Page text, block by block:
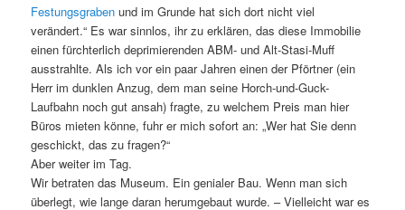
Festungsgraben und im Grunde hat sich dort nicht viel
verändert.“ Es war sinnlos, ihr zu erklären, das diese Immobilie
einen fürchterlich deprimierenden ABM- und Alt-Stasi-Muff
ausstrahlte. Als ich vor ein paar Jahren einen der Pförtner (ein
Herr im dunklen Anzug, dem man seine Horch-und-Guck-
Laufbahn noch gut ansah) fragte, zu welchem Preis man hier
Büros mieten könne, fuhr er mich sofort an: „Wer hat Sie denn
geschickt, das zu fragen?“
Aber weiter im Tag.
Wir betraten das Museum. Ein genialer Bau. Wenn man sich
überlegt, wie lange daran herumgebaut wurde. – Vielleicht war es